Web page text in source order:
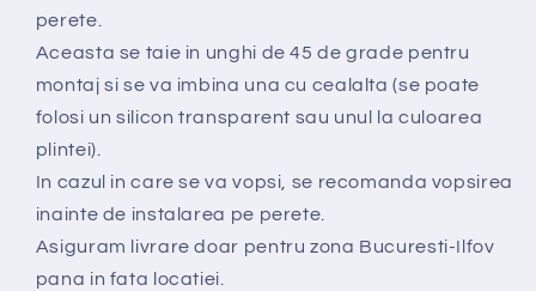
perete.
Aceasta se taie in unghi de 45 de grade pentru
montaj si se va imbina una cu cealalta (se poate
folosi un silicon transparent sau unul la culoarea
plintei).
In cazul in care se va vopsi, se recomanda vopsirea
inainte de instalarea pe perete.
Asiguram livrare doar pentru zona Bucuresti-Ilfov
pana in fata locatiei.